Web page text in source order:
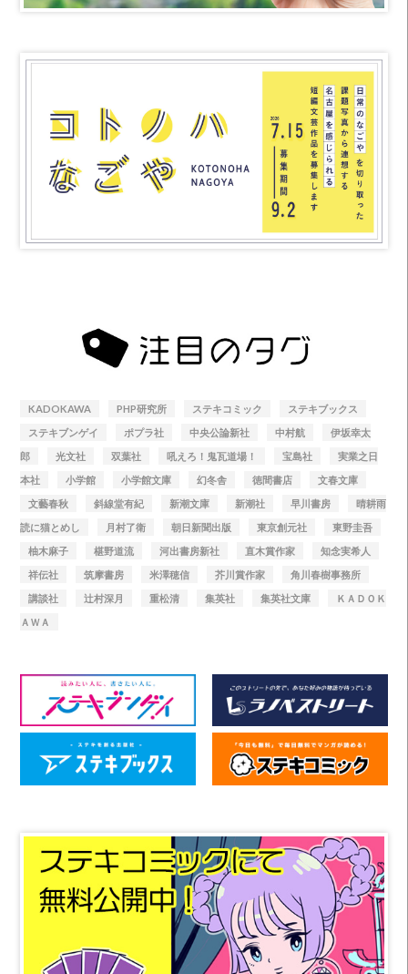
KADOKAWA PHP研究所 ステキコミック
ステキブックス
ステキブンゲイ
ポプラ社 中央公論新社 中村航
伊坂幸太
郎
光文社 双葉社 吼えろ！鬼瓦道場！ 宝島社
実業之日
本社
小学館 小学館文庫 幻冬舎 徳間書店
文春文庫
文藝春秋
斜線堂有紀 新潮文庫 新潮社 早川書房
晴耕雨
読に猫とめし
月村了衛 朝日新聞出版 東京創元社
東野圭吾
柚木麻子
椹野道流 河出書房新社 直木賞作家
知念実希人
祥伝社
筑摩書房 米澤穂信 芥川賞作家
角川春樹事務所
講談社
辻村深月 重松清 集英社 集英社文庫
ＫＡＤＯＫ
ＡＷＡ